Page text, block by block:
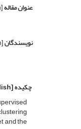
عنوان مقاله[English]
نویسندگان[English]
چکیده[English]
and the